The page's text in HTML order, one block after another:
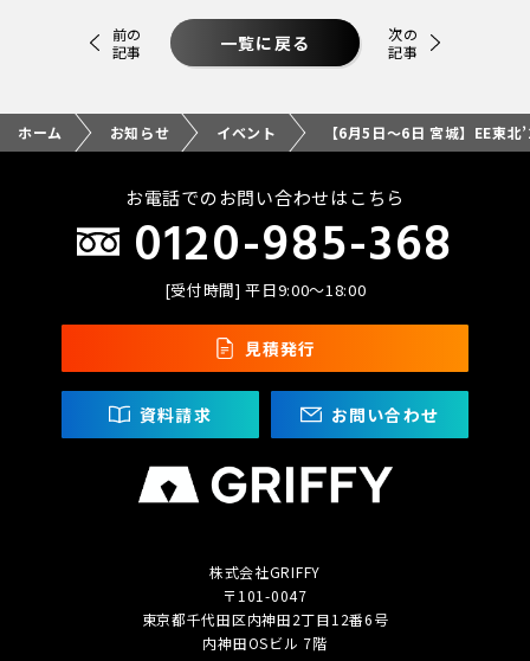
前の
記事
一覧に戻る
次の
記事
ホーム お知らせ イベント 【6月5日～6日 宮城】EE東
株式会社GRIFFY
〒101-0047
東京都千代田区内神田2丁目12番6号
内神田OSビル 7階
お電話でのお問い合わせはこちら
0120-985-368
[受付時間] 平日9:00〜18:00
見積発行
資料請求 お問い合わせ